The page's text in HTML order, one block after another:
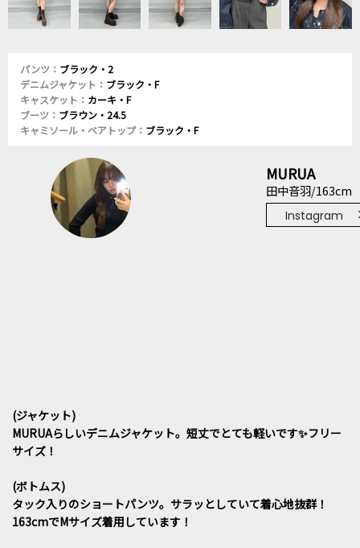
パンツ： ブラック・2
デニムジャケット： ブラック・F
キャスケット： カーキ・F
ブーツ： ブラウン・24.5
キャミソール・ベアトップ： ブラック・F
MURUA
田中音羽/163cm
Instagram
(ジャケット)
MURUAらしいデニムジャケット。短丈でとても軽いです✨フリー
サイズ！
(ボトムス)
タック入りのショートパンツ。サラッとしていて着心地抜群！
163cmでMサイズ着用しています！